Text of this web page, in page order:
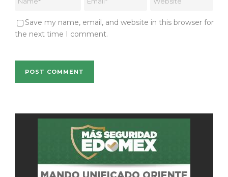
Save my name, email, and website in this browser for
the next time I comment.